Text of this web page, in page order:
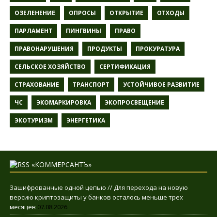
ОЗЕЛЕНЕНИЕ ОПРОСЫ ОТКРЫТИЕ ОТХОДЫ
ПАРЛАМЕНТ ПИНГВИНЫ ПРАВО
ПРАВОНАРУШЕНИЯ ПРОДУКТЫ ПРОКУРАТУРА
СЕЛЬСКОЕ ХОЗЯЙСТВО СЕРТИФИКАЦИЯ
СТРАХОВАНИЕ ТРАНСПОРТ УСТОЙЧИВОЕ РАЗВИТИЕ
ЧС ЭКОМАРКИРОВКА ЭКОПРОСВЕЩЕНИЕ
ЭКОТУРИЗМ ЭНЕРГЕТИКА
«КОММЕРСАНТЪ»
Зашифрованные одной цепью // Для перехода на новую
версию криптозащиты у банков осталось меньше трех
месяцев 07.08.2026